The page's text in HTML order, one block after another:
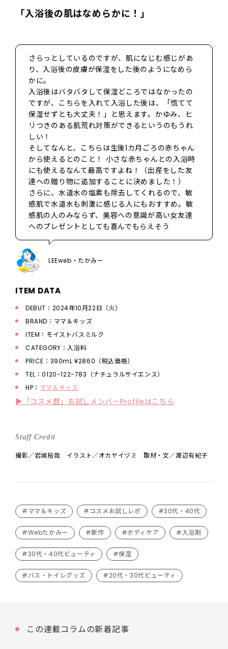
「入浴後の肌はなめらかに！」
さらっとしているのですが、肌になじむ感じがあ
り、入浴後の皮膚が保湿をした後のようになめら
かに。
入浴後はバタバタして保湿どころではなかったの
ですが、こちらを入れて入浴した後は、「慌てて
保湿せずとも大丈夫！」と思えます。かゆみ、ヒ
リつきのある肌荒れ対策ができるというのもうれ
しい！
そしてなんと、こちらは生後1カ月ごろの赤ちゃん
から使えるとのこと！ 小さな赤ちゃんとの入浴時
にも使えるなんて最高ですよね！（出産をした友
達への贈り物に追加することに決めました！）
さらに、水道水の塩素も除去してくれるので、敏
感肌で水道水も刺激に感じる人にもおすすめ。敏
感肌の人のみならず、美容への意識が高い女友達
へのプレゼントとしても喜んでもらえそう
LEEweb・たかみー
ITEM DATA
DEBUT：2024年10月22日（火）
BRAND：ママ＆キッズ
ITEM：モイストバスミルク
CATEGORY：入浴料
PRICE：390mL ¥2860（税込価格）
TEL：0120-122-783（ナチュラルサイエンス）
HP： ママ＆キッズ
▶「コスメ暦」お試しメンバーProfileはこちら
Staff Credit
撮影／岩城裕哉 イラスト／オカヤイヅミ 取材・文／渡辺有紀子
#ママ＆キッズ #コスメお試しレポ #30代・40代
#Webたかみー #新作 #ボディケア #入浴剤
#30代・40代ビューティ #保湿
#バス・トイレグッズ #20代・30代ビューティ
この連載コラムの新着記事